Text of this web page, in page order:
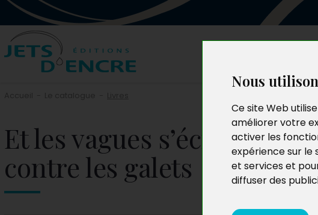
Nous
Ce site Web
améliorer votre
activer les
expérience sur le
et services et
diffuser des
Et les vagues s’écrasaient
contre les galets